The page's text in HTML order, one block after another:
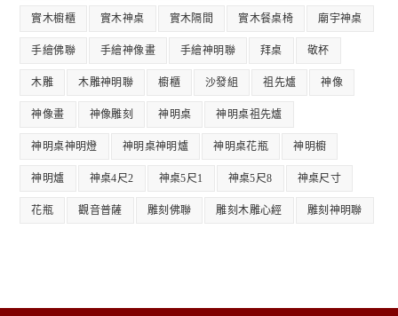
實木櫥櫃 實木神桌 實木隔間 實木餐桌椅 廟宇神桌
手繪佛聯 手繪神像畫 手繪神明聯 拜桌 敬杯
木雕 木雕神明聯 櫥櫃 沙發組 祖先爐 神像
神像畫 神像雕刻 神明桌 神明桌祖先爐
神明桌神明燈 神明桌神明爐 神明桌花瓶 神明櫥
神明爐 神桌4尺2 神桌5尺1 神桌5尺8 神桌尺寸
花瓶 觀音普薩 雕刻佛聯 雕刻木雕心經 雕刻神明聯